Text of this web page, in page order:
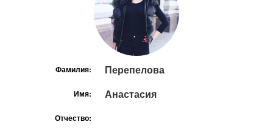
Фамилия: Перепелова
Имя: Анастасия
Отчество: